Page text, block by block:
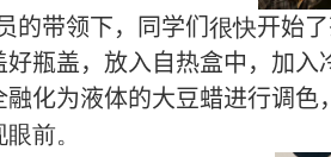
的带领下，同学们 很快开始
好瓶盖，放入自热盒中，加
化为液体的大豆蜡进行调
眼前。